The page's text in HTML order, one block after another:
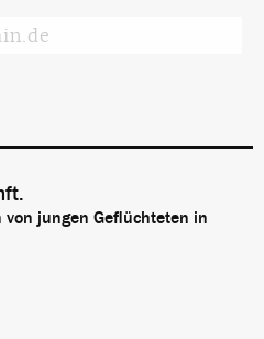
jungen Geflüchteten in